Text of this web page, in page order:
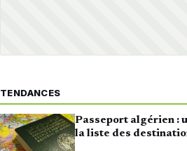
TENDANCES
Passeport algérien :
la liste des